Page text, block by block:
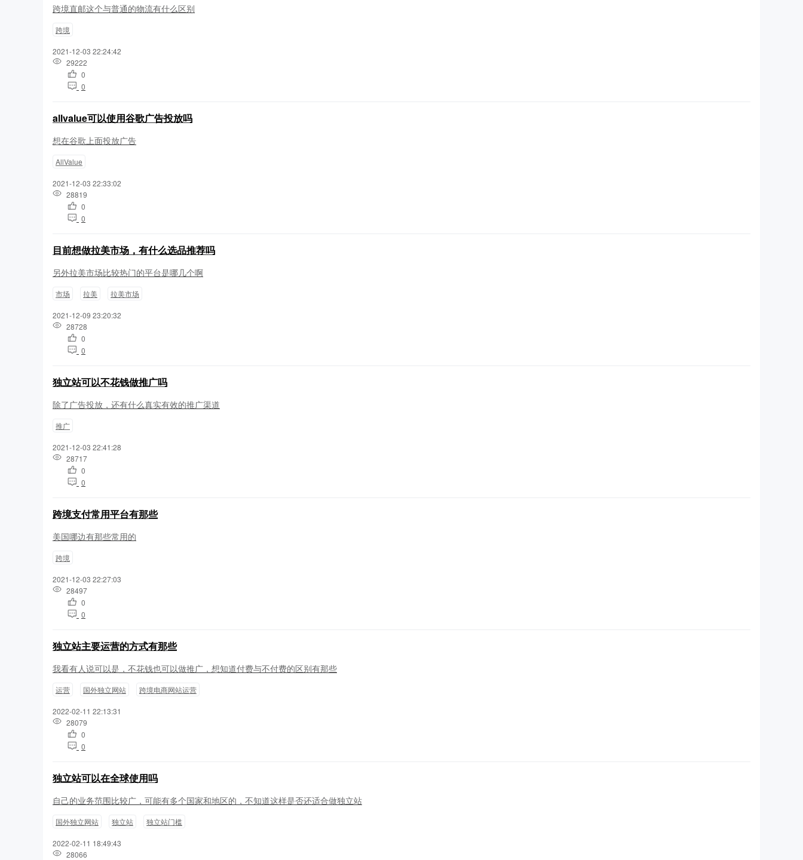
跨境直邮这个与普通的物流有什么区别
跨境
2021-12-03 22:24:42
29222
0
0
allvalue可以使用谷歌广告投放吗
想在谷歌上面投放广告
AllValue
2021-12-03 22:33:02
28819
0
0
目前想做拉美市场，有什么选品推荐吗
另外拉美市场比较热门的平台是哪几个啊
市场 拉美 拉美市场
2021-12-09 23:20:32
28728
0
0
独立站可以不花钱做推广吗
除了广告投放，还有什么真实有效的推广渠道
推广
2021-12-03 22:41:28
28717
0
0
跨境支付常用平台有那些
美国哪边有那些常用的
跨境
2021-12-03 22:27:03
28497
0
0
独立站主要运营的方式有那些
我看有人说可以是，不花钱也可以做推广，想知道付费与不付费的区别有那些
运营 国外独立网站 跨境电商网站运营
2022-02-11 22:13:31
28079
0
0
独立站可以在全球使用吗
自己的业务范围比较广，可能有多个国家和地区的，不知道这样是否还适合做独立站
国外独立网站 独立站 独立站门槛
2022-02-11 18:49:43
28066